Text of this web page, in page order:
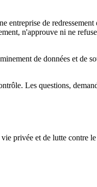
entreprise de
n'approuve ni ne
de données et de
Les questions,
privée et de lutte contre